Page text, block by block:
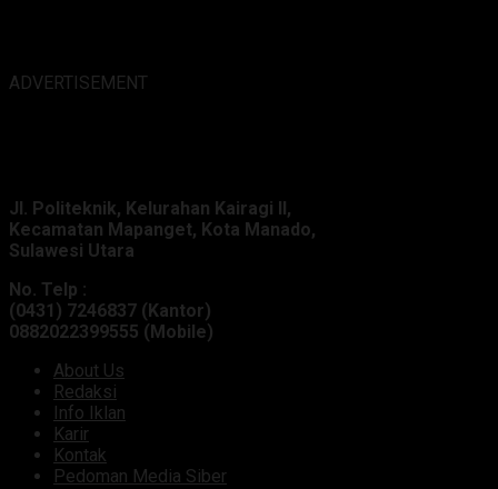
ADVERTISEMENT
Jl. Politeknik, Kelurahan Kairagi II,
Kecamatan Mapanget, Kota Manado,
Sulawesi Utara
No. Telp :
(0431) 7246837 (Kantor)
0882022399555 (Mobile)
About Us
Redaksi
Info Iklan
Karir
Kontak
Pedoman Media Siber